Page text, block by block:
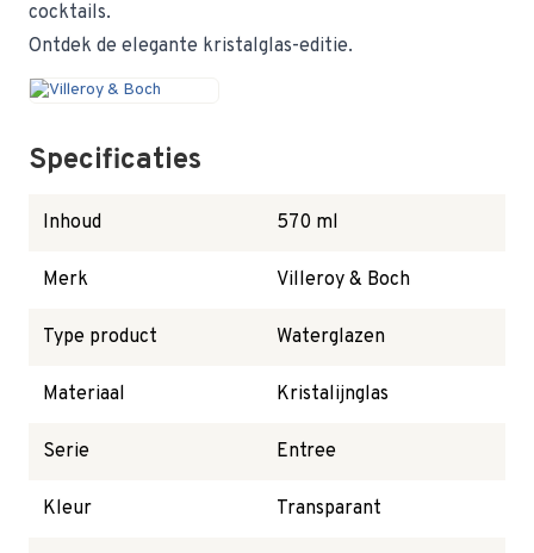
cocktails.
Ontdek de elegante kristalglas-editie.
Specificaties
Inhoud 570 ml
Merk Villeroy & Boch
Type product Waterglazen
Materiaal Kristalijnglas
Serie Entree
Kleur Transparant